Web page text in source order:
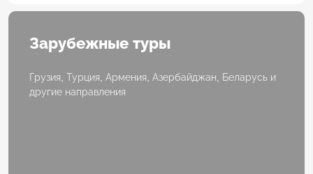
Зарубежные туры
Грузия, Турция, Армения, Азербайджан, Беларусь и
другие направления